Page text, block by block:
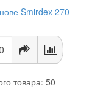
товара: 50